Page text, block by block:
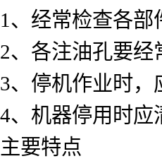
1、经常检查各
2、各注油孔要
3、停机作业时
4、机器停用时应
主要特点